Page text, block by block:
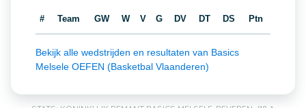
# Team GW W V G DV DT DS Ptn
Bekijk alle wedstrijden en resultaten van Basics
Melsele OEFEN (Basketbal Vlaanderen)